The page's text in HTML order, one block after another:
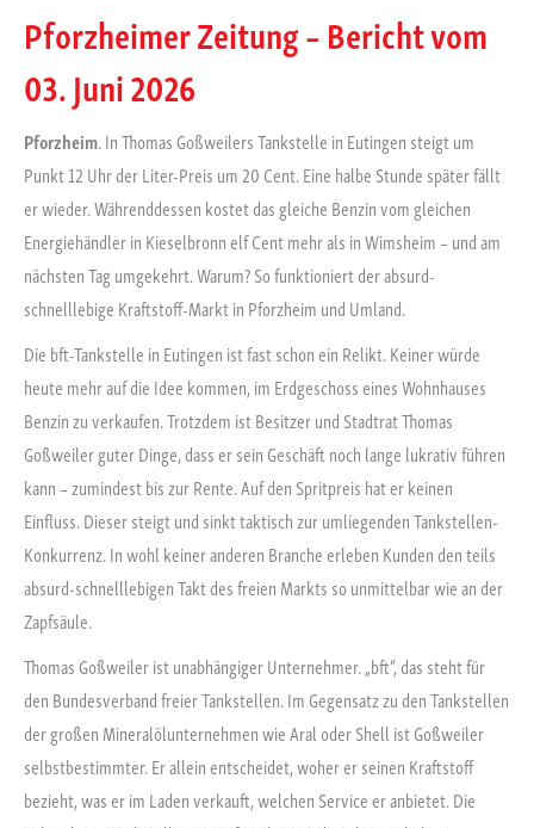
Pforzheimer Zeitung – Bericht vom
03. Juni 2026
Pforzheim. In Thomas Goßweilers Tankstelle in Eutingen steigt um
Punkt 12 Uhr der Liter-Preis um 20 Cent. Eine halbe Stunde später fällt
er wieder. Währenddessen kostet das gleiche Benzin vom gleichen
Energiehändler in Kieselbronn elf Cent mehr als in Wimsheim – und am
nächsten Tag umgekehrt. Warum? So funktioniert der absurd-
schnelllebige Kraftstoff-Markt in Pforzheim und Umland.
Die bft-Tankstelle in Eutingen ist fast schon ein Relikt. Keiner würde
heute mehr auf die Idee kommen, im Erdgeschoss eines Wohnhauses
Benzin zu verkaufen. Trotzdem ist Besitzer und Stadtrat Thomas
Goßweiler guter Dinge, dass er sein Geschäft noch lange lukrativ führen
kann – zumindest bis zur Rente. Auf den Spritpreis hat er keinen
Einfluss. Dieser steigt und sinkt taktisch zur umliegenden Tankstellen-
Konkurrenz. In wohl keiner anderen Branche erleben Kunden den teils
absurd-schnelllebigen Takt des freien Markts so unmittelbar wie an der
Zapfsäule.
Thomas Goßweiler ist unabhängiger Unternehmer. „bft“, das steht für
den Bundesverband freier Tankstellen. Im Gegensatz zu den Tankstellen
der großen Mineralölunternehmen wie Aral oder Shell ist Goßweiler
selbstbestimmter. Er allein entscheidet, woher er seinen Kraftstoff
bezieht, was er im Laden verkauft, welchen Service er anbietet. Die